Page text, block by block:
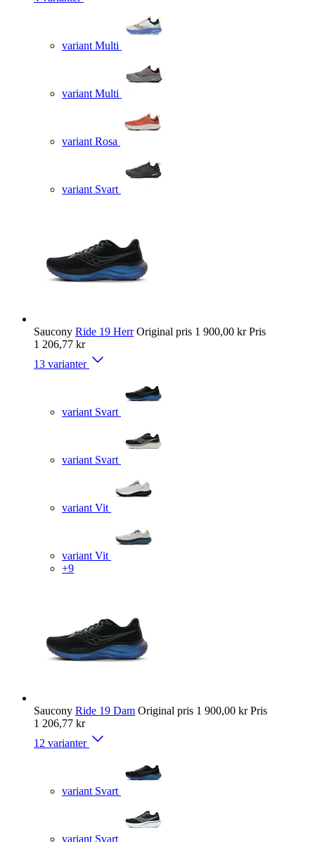
variant Multi
variant Multi
variant Rosa
variant Svart
Saucony Ride 19 Herr Original pris 1 900,00 kr Pris
1 206,77 kr
13 varianter
variant Svart
variant Svart
variant Vit
variant Vit
+9
Saucony Ride 19 Dam Original pris 1 900,00 kr Pris
1 206,77 kr
12 varianter
variant Svart
variant Svart